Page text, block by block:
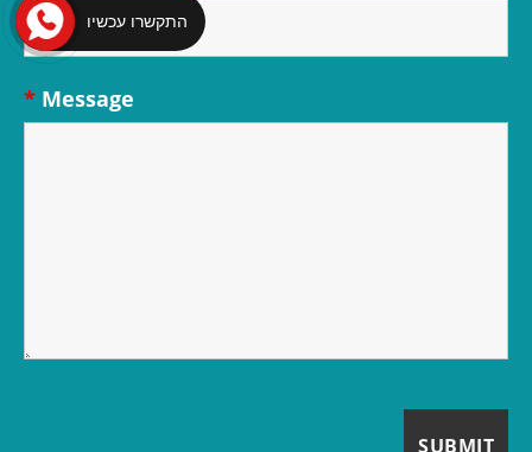
Message
*
התקשרו עכשיו